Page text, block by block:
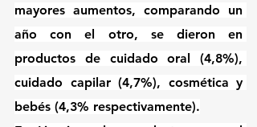
mayores aumentos, comparando un
año con el otro, se dieron en
productos de cuidado oral (4,8%),
cuidado capilar (4,7%), cosmética y
bebés (4,3% respectivamente).